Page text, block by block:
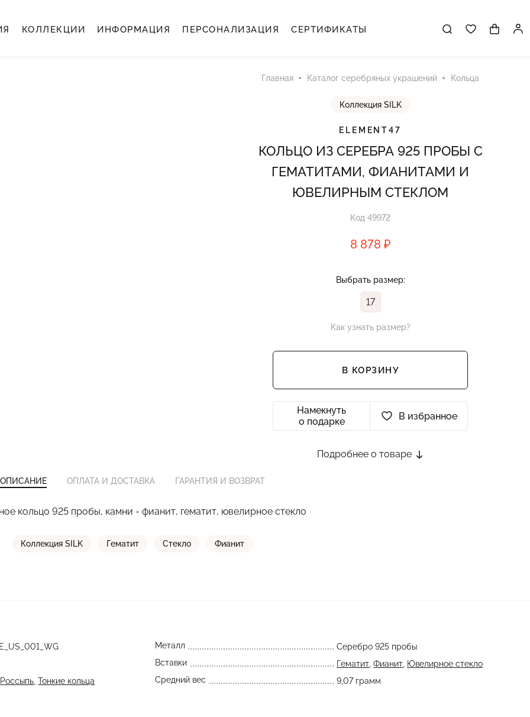
КОЛЛЕКЦИИ ИНФОРМАЦИЯ ПЕРСОНАЛИЗАЦИЯ СЕРТИФИКАТЫ
Главная Каталог серебряных украшений Кольца
Коллекция SILK
ELEMENT47
КОЛЬЦО ИЗ СЕРЕБРА 925 ПРОБЫ С
ГЕМАТИТАМИ, ФИАНИТАМИ И
ЮВЕЛИРНЫМ СТЕКЛОМ
Код 49972
8 878 ₽
Выбрать размер:
17
Как узнать размер?
В КОРЗИНУ
Намекнуть
о подарке
В избранное
Подробнее о товаре
ОПИСАНИЕ ОПЛАТА И ДОСТАВКА ГАРАНТИЯ И ВОЗВРАТ
кольцо 925 пробы, камни - фианит, гематит, ювелирное стекло
Коллекция SILK Гематит Стекло Фианит
Россыпь ,Тонкие кольца
Металл
Серебро 925 пробы
Вставки
Гематит ,Фианит Ювелирное стекло
Средний вес
9,07 грамм